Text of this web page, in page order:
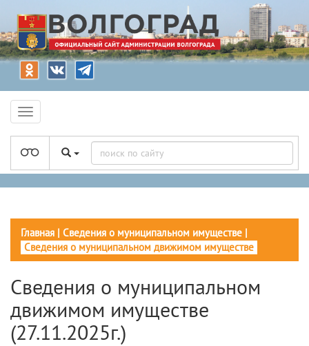
Главная | Сведения о муниципальном имуществе |
Сведения о муниципальном движимом имуществе
Сведения о муниципальном
движимом имуществе
(27.11.2025г.)